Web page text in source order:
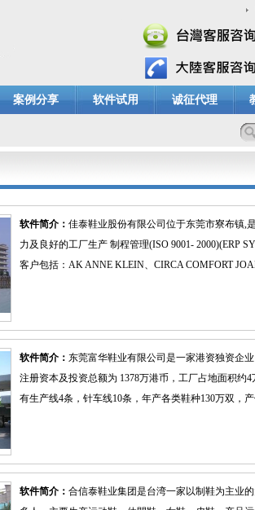
案例分享 软件试用 诚征代理
软件简介： 佳泰鞋业股份有限公司位于东莞市寮布镇,
力及良好的工厂生产 制程管理(ISO 9001- 2000)(ERP
客户包括：AK ANNE KLEIN、CIRCA COMFORT
软件简介： 东莞富华鞋业有限公司是一家港资独资企
注册资本及投资总额为 1378万港币，工厂占地面积约
有生产线4条，针车线10条，年产各类鞋种130万双，
软件简介： 合信泰鞋业集团是台湾一家以制鞋为主业